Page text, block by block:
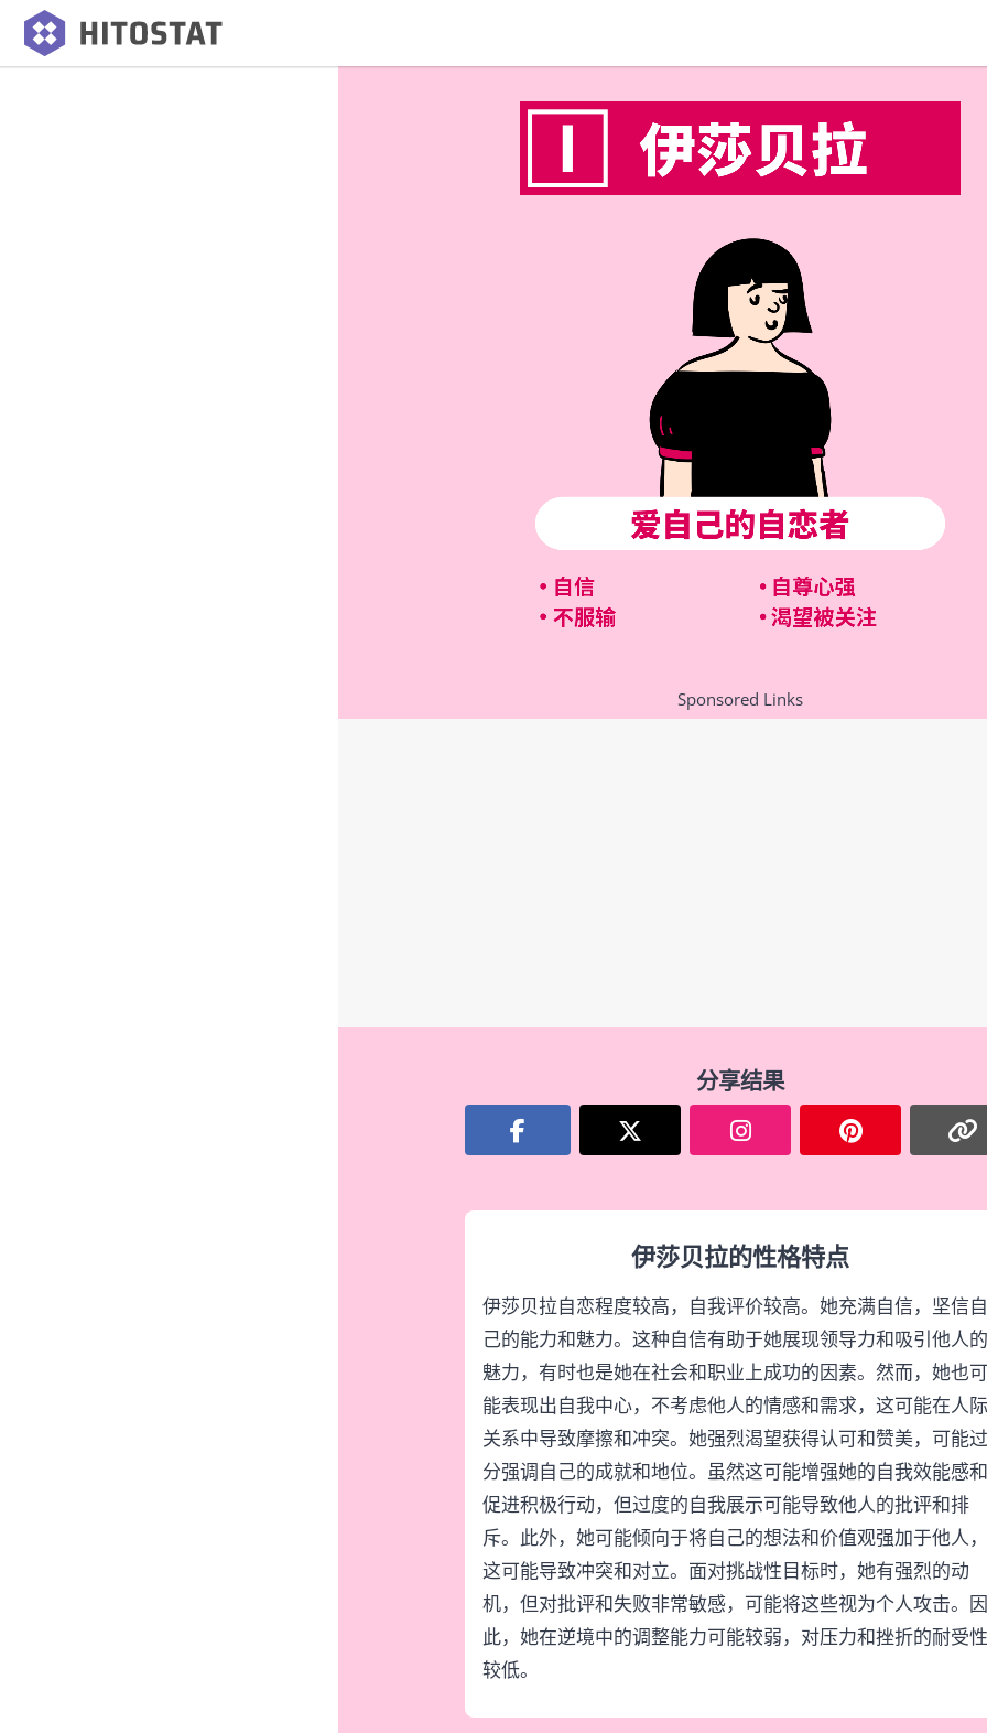
Sponsored Links
分享结果
伊莎贝拉的性格特点
伊莎贝拉自恋程度较高，自我评价较高。她充满自信，坚信自
己的能力和魅力。这种自信有助于她展现领导力和吸引他人的
魅力，有时也是她在社会和职业上成功的因素。然而，她也可
能表现出自我中心，不考虑他人的情感和需求，这可能在人际
关系中导致摩擦和冲突。她强烈渴望获得认可和赞美，可能过
分强调自己的成就和地位。虽然这可能增强她的自我效能感和
促进积极行动，但过度的自我展示可能导致他人的批评和排
斥。此外，她可能倾向于将自己的想法和价值观强加于他人，
这可能导致冲突和对立。面对挑战性目标时，她有强烈的动
机，但对批评和失败非常敏感，可能将这些视为个人攻击。因
此，她在逆境中的调整能力可能较弱，对压力和挫折的耐受性
较低。